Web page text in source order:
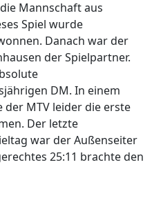
Mannschaft aus
Spiel wurde
Danach war der
der Spielpartner.
DM. In einem
der MTV leider die erste
Der letzte
war der Außenseiter
25:11 brachte den